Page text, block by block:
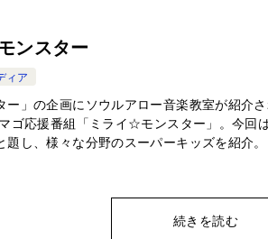
ンスター
ィア
」の企画にソウルアロー音楽教室が紹介さ
ゴ応援番組「ミライ☆モンスター」。今回
し、様々な分野のスーパーキッズを紹介
続きを読む